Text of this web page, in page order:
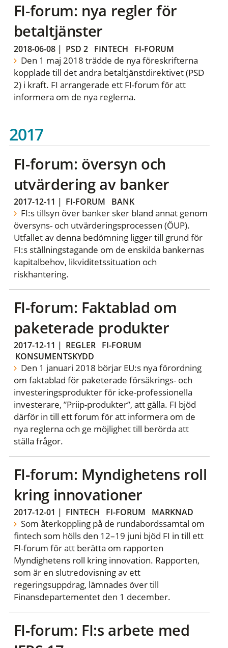
FI-forum: nya regler för
betaltjänster
2018-06-08| PSD 2 FINTECH FI-FORUM
Den 1 maj 2018 trädde de nya föreskrifterna
kopplade till det andra betaltjänstdirektivet (PSD
2) i kraft. FI arrangerade ett FI-forum för att
informera om de nya reglerna.
2017
FI-forum: översyn och
utvärdering av banker
2017-12-11 | FI-FORUM BANK
FI:s tillsyn över banker sker bland annat genom
översyns- och utvärderingsprocessen (ÖUP).
Utfallet av denna bedömning ligger till grund för
FI:s ställningstagande om de enskilda bankernas
kapitalbehov, likviditetssituation och
riskhantering.
FI-forum: Faktablad om
paketerade produkter
2017-12-11 | REGLER
FI-FORUM
KONSUMENTSKYDD
Den 1 januari 2018 börjar EU:s nya förordning
om faktablad för paketerade försäkrings- och
investeringsprodukter för icke-professionella
investerare, ”Priip-produkter”, att gälla. FI bjöd
därför in till ett forum för att informera om de
nya reglerna och ge möjlighet till berörda att
ställa frågor.
FI-forum: Myndighetens roll
kring innovationer
2017-12-01 | FINTECH FI-FORUM MARKNAD
Som återkoppling på de rundabordssamtal om
fintech som hölls den 12–19 juni bjöd FI in till ett
FI-forum för att berätta om rapporten
Myndighetens roll kring innovation. Rapporten,
som är en slutredovisning av ett
regeringsuppdrag, lämnades över till
Finansdepartementet den 1 december.
FI-forum: FI:s arbete med